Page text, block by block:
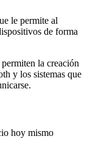
le permite al
de forma
la creación
y los sistemas que
hoy mismo